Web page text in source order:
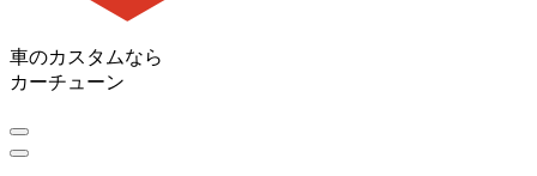
車のカスタムなら
カーチューン